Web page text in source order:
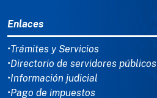
Enlaces
•Trámites y Servicios
•Directorio de servidores públicos
•Información judicial
•Pago de impuestos